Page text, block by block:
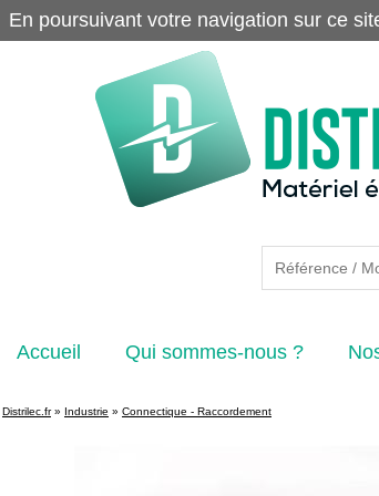
Accueil Qui sommes-nous ?
Distrilec.fr» Industrie » Connectique - Raccordement
En poursuivant votre navigation sur ce